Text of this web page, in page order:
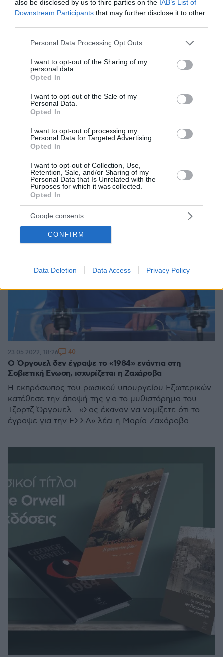
also be disclosed by us to third parties on the IAB’s List of
Downstream Participants that may further disclose it to other
Please note that this website/app uses one or more Google
not limited to your visit or usage behaviour. You may click to
grant or deny consent to Google and its third-party tags to
use your data for below specified purposes in below Google
consent section.
Personal Data Processing Opt Outs
I want to opt-out of the Sharing of my
personal data.
Opted In
I want to opt-out of the Sale of my
Personal Data.
Opted In
I want to opt-out of processing my
Personal Data for Targeted Advertising.
Opted In
I want to opt-out of Collection, Use,
Retention, Sale, and/or Sharing of my
Personal Data that Is Unrelated with the
Purposes for which it was collected.
Opted In
Google consents
CONFIRM
Data Deletion Data Access Privacy Policy
Σπάνιo υπογεγραμμένo αντίτυπο του βιβλίου «Ο
Φύλακας στη Σίκαλη» πωλείται έναντι... 225.000
αγγλικών λιρών!
O Σάλιντζερ είχε υπογράψει το βιβλίο με το παιδικό
του παρατσούκλι, Sonny
Ο Όργουελ δεν έγραψε το «1984» ενάντια στη
Σοβιετική Ενωση, ισχυρίζεται η Ζαχάροβα
Η εκπρόσωπος του ρωσικού υπουργείου Εξωτερικών
κατέθεσε την άποψή της για το μυθιστόρημα του
Τζορτζ Όργουελ - «Σας έκαναν να νομίζετε ότι το
έγραψε για την ΕΣΣΔ» λέει η Μαρία Ζαχάροβα
23.05.2022, 18:26 40